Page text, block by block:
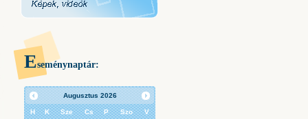
Eseménynaptár:
Augusztus 2026
H K Sze Cs P Szo
V